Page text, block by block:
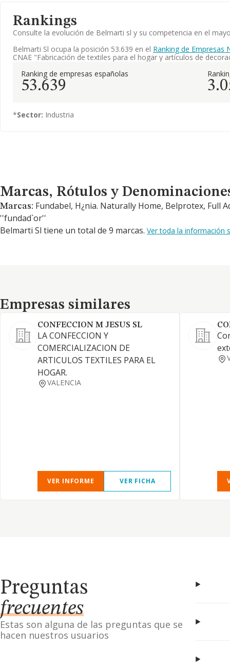
Rankings
Consulte la evolución de Belmarti sl y su competencia en el
Belmarti Sl ocupa la posición 53.639 en el Ranking de Empresas
CNAE "Fabricación de textiles para el hogar y artículos de
Ranking de empresas españolas
53.639
*Sector: Industria
Marcas, Rótulos y Denominaciones Comerciales
Marcas, Rótulos y
Marcas: Fundabel, H¿nia. Naturally Home, Belprotex, Full
''fundad`or''
Belmarti Sl tiene un total de 9 marcas. Ver toda la información
Empresas similares
Empresas similares
CONFECCION M JESUS SL
LA CONFECCION Y
COMERCIALIZACION DE
ARTICULOS TEXTILES PARA EL
HOGAR.
VALENCIA
VER INFORME VER FICHA
Preguntas
frecuentes
Estas son alguna de las preguntas que se
hacen nuestros usuarios